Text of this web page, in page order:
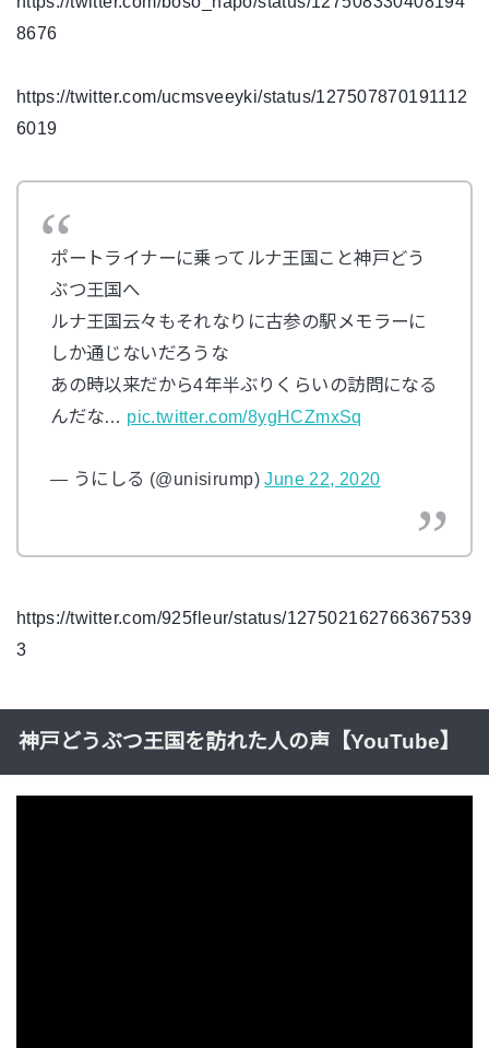
8676
https://twitter.com/ucmsveeyki/status/127507870191112
6019
ポートライナーに乗ってルナ王国こと神戸どう
ぶつ王国へ
ルナ王国云々もそれなりに古参の駅メモラーに
しか通じないだろうな
あの時以来だから4年半ぶりくらいの訪問になる
んだな… pic.twitter.com/8ygHCZmxSq
— うにしる (@unisirump)June 22, 2020
https://twitter.com/925fleur/status/127502162766367539
3
神戸どうぶつ王国を訪れた人の声【YouTube】